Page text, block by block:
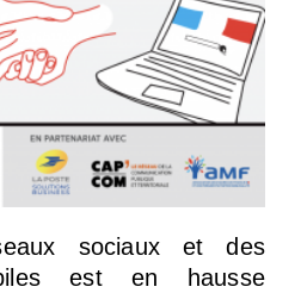
sociaux et des
est en hausse